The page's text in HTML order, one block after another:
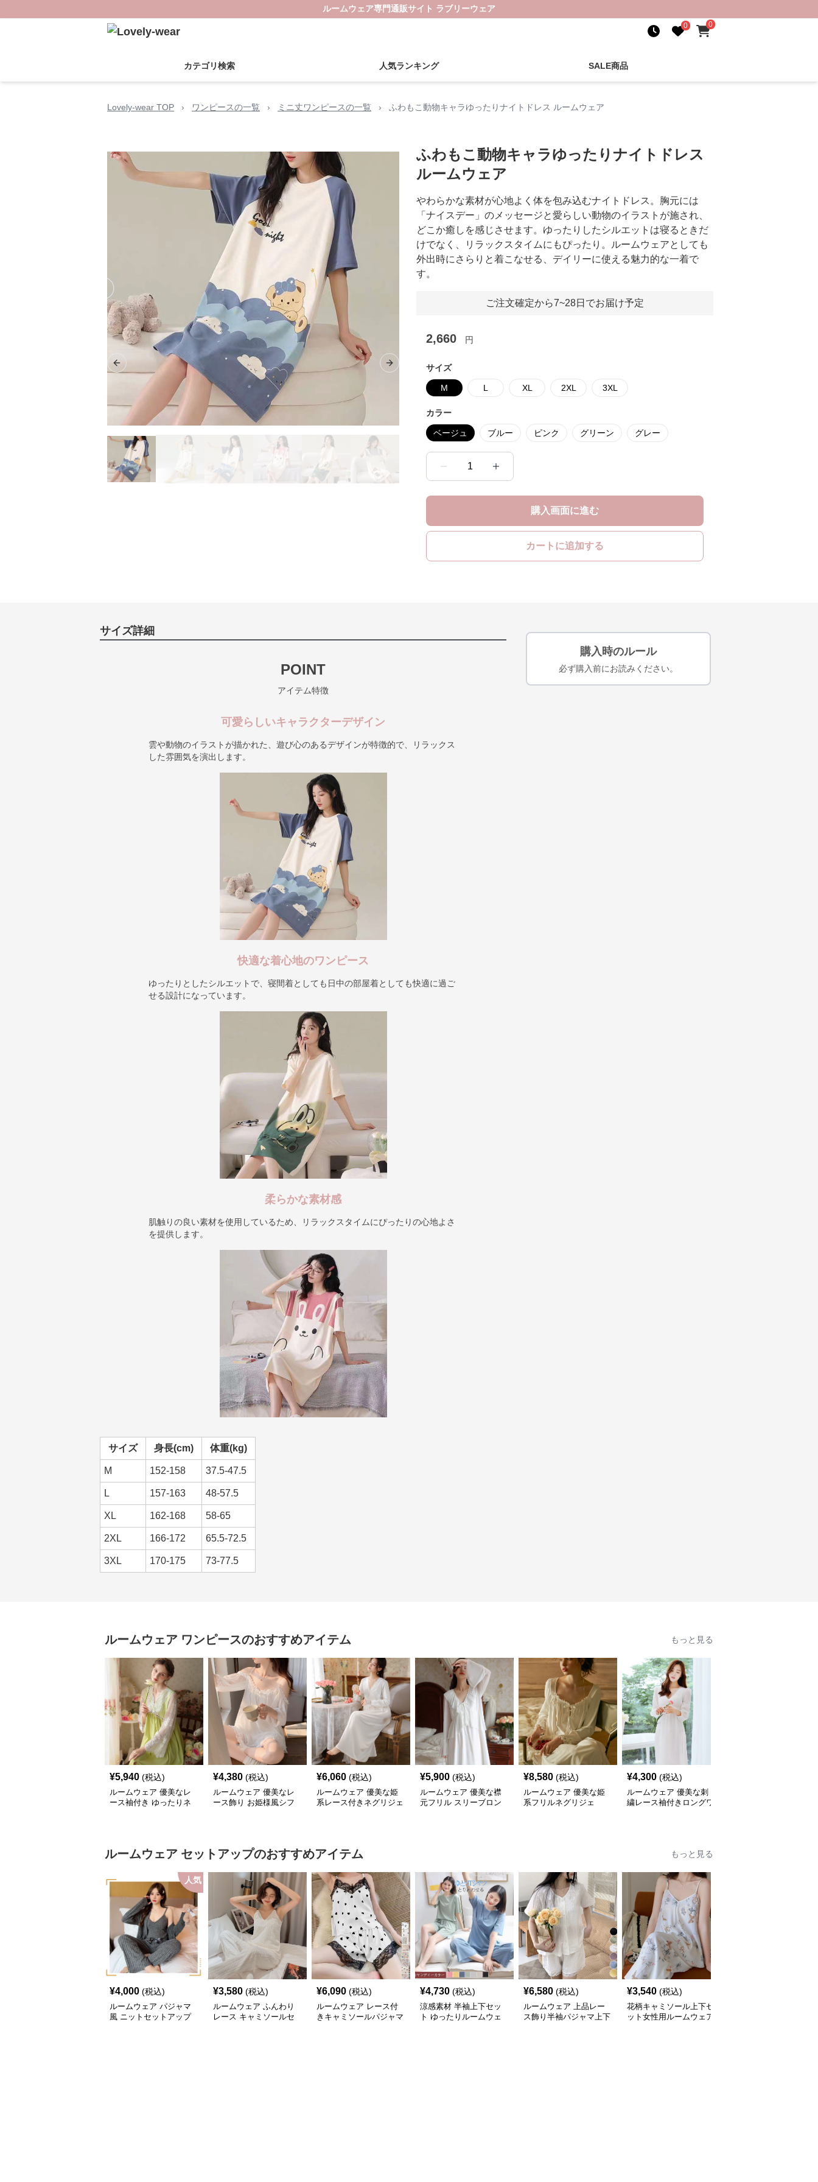
ルームウェア専門通販サイト ラブリーウェア
0 0
カテゴリ検索 人気ランキング SALE商品
Lovely-wear TOP › ワンピースの一覧 › ミニ丈ワンピースの一覧 › ふわもこ動物キャラゆったりナイトドレス ルームウェア
Previous slide Next slide
ふわもこ動物キャラゆったりナイトドレス
ルームウェア
やわらかな素材が心地よく体を包み込むナイトドレス。胸元には
「ナイスデー」のメッセージと愛らしい動物のイラストが施され、
どこか癒しを感じさせます。ゆったりしたシルエットは寝るときだ
けでなく、リラックスタイムにもぴったり。ルームウェアとしても
外出時にさらりと着こなせる、デイリーに使える魅力的な一着で
す。
ご注文確定から7~28日でお届け予定
2,660 円
サイズ
M L XL 2XL 3XL
カラー
ベージュ ブルー ピンク グリーン グレー
1
購入画面に進む
カートに追加する
サイズ詳細
POINT
アイテム特徴
可愛らしいキャラクターデザイン
雲や動物のイラストが描かれた、遊び心のあるデザインが特徴的で、リラックス
した雰囲気を演出します。
快適な着心地のワンピース
ゆったりとしたシルエットで、寝間着としても日中の部屋着としても快適に過ご
せる設計になっています。
柔らかな素材感
肌触りの良い素材を使用しているため、リラックスタイムにぴったりの心地よさ
を提供します。
サイズ 身長(cm) 体重(kg)
M 152-158 37.5-47.5
L 157-163 48-57.5
XL 162-168 58-65
2XL 166-172 65.5-72.5
3XL 170-175 73-77.5
購入時のルール
必ず購入前にお読みください。
ルームウェア ワンピースのおすすめアイテム もっと見る
¥5,940 (税込)
ルームウェア 優美なレ
ース袖付き ゆったりネ
¥4,380 (税込)
ルームウェア 優美なレ
ース飾り お姫様風シフ
¥6,060 (税込)
ルームウェア 優美な姫
系レース付きネグリジェ
¥5,900 (税込)
ルームウェア 優美な襟
元フリル スリーブロン
¥8,580 (税込)
ルームウェア 優美な姫
系フリルネグリジェ
¥4,300 (税込)
ルームウェア 優美な刺
繍レース袖付きロングワ
ルームウェア セットアップのおすすめアイテム もっと見る
人気
¥4,000 (税込)
ルームウェア パジャマ
風 ニットセットアップ
¥3,580 (税込)
ルームウェア ふんわり
レース キャミソールセ
¥6,090 (税込)
ルームウェア レース付
きキャミソールパジャマ
¥4,730 (税込)
涼感素材 半袖上下セッ
ト ゆったりルームウェ
¥6,580 (税込)
ルームウェア 上品レー
ス飾り半袖パジャマ上下
¥3,540 (税込)
花柄キャミソール上下セ
ット女性用ルームウェア